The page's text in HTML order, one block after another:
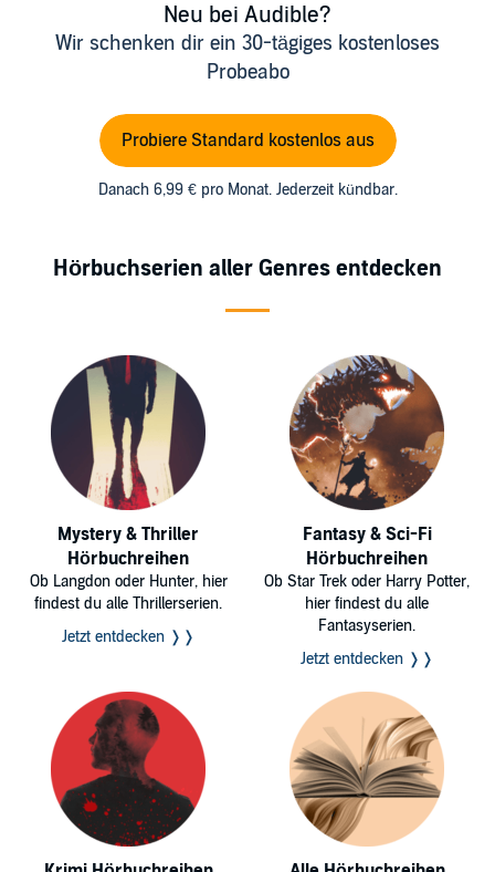
それにもかかわらず、今日も都市伝説の噂を聞いた客がこの喫茶
喫茶店の名は、フニクリフニクラ
あなたなら、これだけのルールを聞かされて
それでも過去に戻りたいと思いますか？
この物語は、そんな不思議な喫茶店で起こった、心温まる四つの
第２話「夫婦」記憶が消えていく男と看護師の話
第４話「親子」この喫茶店で働く妊婦の話
あの日に戻れたら、あなたは誰に会いに行きますか？
©Toshikazu Kawaguchi, 2015 (P)2018 Audible, Inc.
Neu bei Audible?
Wir schenken dir ein 30-tägiges kostenloses
Probeabo
Probiere Standard kostenlos aus
Danach 6,99 € pro Monat. Jederzeit kündbar.
Hörbuchserien aller Genres entdecken
Mystery & Thriller
Hörbuchreihen
Ob Langdon oder Hunter, hier
findest du alle Thrillerserien.
Jetzt entdecken ❭❭
Fantasy & Sci-Fi
Hörbuchreihen
Ob Star Trek oder Harry Potter,
hier findest du alle
Fantasyserien.
Jetzt entdecken ❭❭